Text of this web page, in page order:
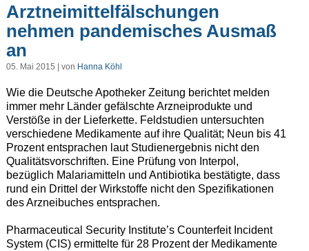
Arztneimittelfälschungen
nehmen pandemisches Ausmaß
an
05. Mai 2015 | von Hanna Köhl
Wie die Deutsche Apotheker Zeitung berichtet melden
immer mehr Länder gefälschte Arzneiprodukte und
Verstöße in der Lieferkette. Feldstudien untersuchten
verschiedene Medikamente auf ihre Qualität; Neun bis 41
Prozent entsprachen laut Studienergebnis nicht den
Qualitätsvorschriften. Eine Prüfung von Interpol,
bezüglich Malariamitteln und Antibiotika bestätigte, dass
rund ein Drittel der Wirkstoffe nicht den Spezifikationen
des Arzneibuches entsprachen.
Pharmaceutical Security Institute’s Counterfeit Incident
System (CIS) ermittelte für 28 Prozent der Medikamente